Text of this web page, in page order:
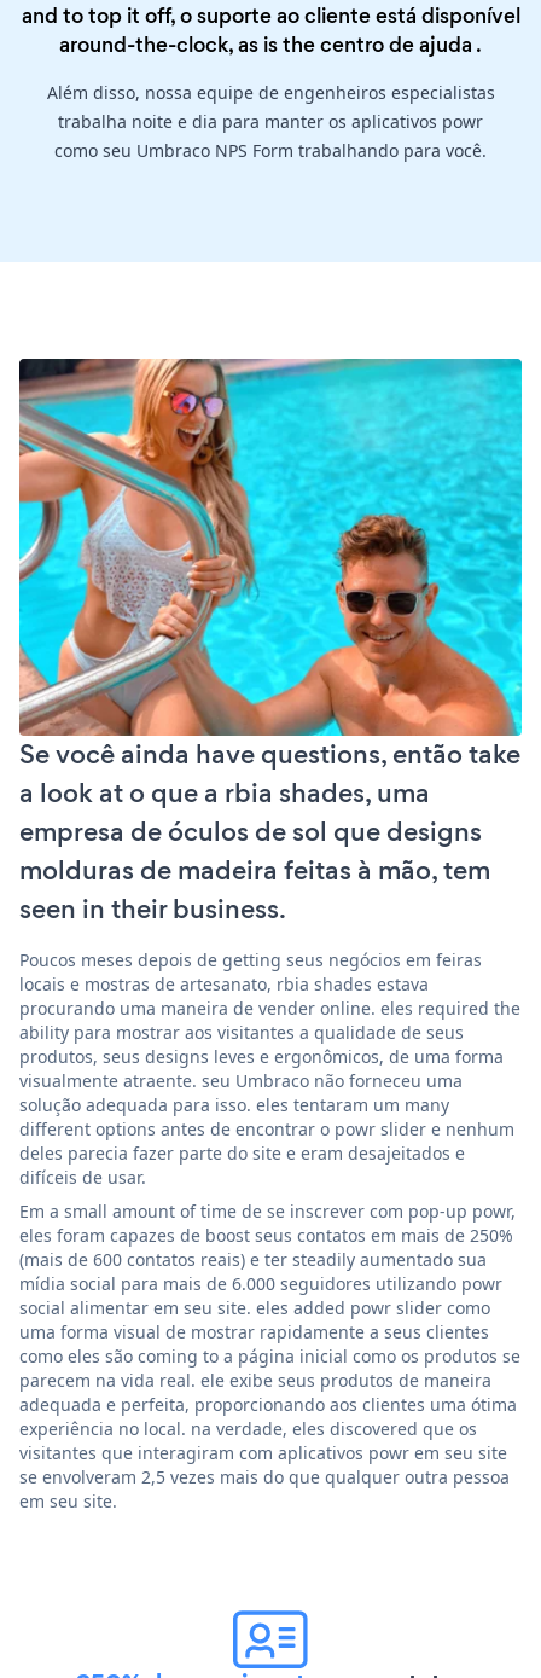
and to top it off, o suporte ao cliente está disponível
around-the-clock, as is thecentro de ajuda .
Além disso, nossa equipe de engenheiros especialistas
trabalha noite e dia para manter os aplicativos powr
como seu Umbraco NPS Form trabalhando para você.
Se você ainda have questions, então take
a look at o que a rbia shades, uma
empresa de óculos de sol que designs
molduras de madeira feitas à mão, tem
seen in their business.
Poucos meses depois de getting seus negócios em feiras
locais e mostras de artesanato, rbia shades estava
procurando uma maneira de vender online. eles required the
ability para mostrar aos visitantes a qualidade de seus
produtos, seus designs leves e ergonômicos, de uma forma
visualmente atraente. seu Umbraco não forneceu uma
solução adequada para isso. eles tentaram um many
different options antes de encontrar o powr slider e nenhum
deles parecia fazer parte do site e eram desajeitados e
difíceis de usar.
Em a small amount of time de se inscrever com pop-up powr,
eles foram capazes de boost seus contatos em mais de 250%
(mais de 600 contatos reais) e ter steadily aumentado sua
mídia social para mais de 6.000 seguidores utilizando powr
social alimentar em seu site. eles added powr slider como
uma forma visual de mostrar rapidamente a seus clientes
como eles são coming to a página inicial como os produtos se
parecem na vida real. ele exibe seus produtos de maneira
adequada e perfeita, proporcionando aos clientes uma ótima
experiência no local. na verdade, eles discovered que os
visitantes que interagiram com aplicativos powr em seu site
se envolveram 2,5 vezes mais do que qualquer outra pessoa
em seu site.